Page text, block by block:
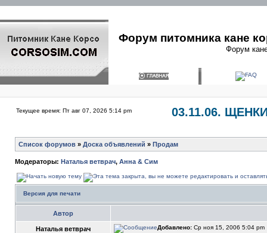
Форум питомника кане
Форум
Текущее время: Пт авг 07, 2026 5:14 pm 03.11.06.
Список форумов » Доска объявлений » Продам
Модераторы: Наталья ветврач, Анна & Сим
Версия для печати
Автор
Наталья ветврач Добавлено: Ср ноя 15, 2006 5:04 pm